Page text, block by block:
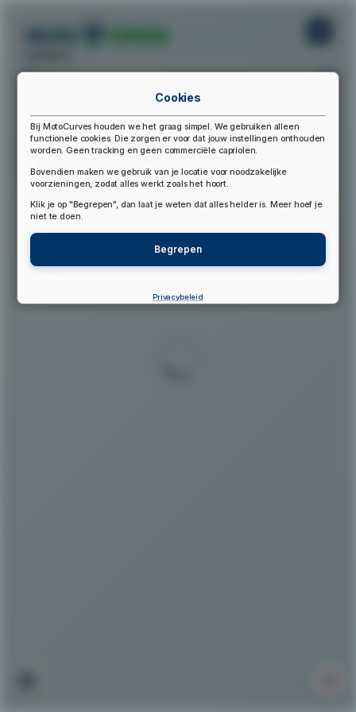
▲
Cookies
Bij MotoCurves houden we het graag simpel. We gebruiken alleen
functionele cookies. Die zorgen er voor dat jouw instellingen onthouden
worden. Geen tracking en geen commerciële capriolen.
Bovendien maken we gebruik van je locatie voor noodzakelijke
voorzieningen, zodat alles werkt zoals het hoort.
Klik je op "Begrepen", dan laat je weten dat alles helder is. Meer hoef je
niet te doen.
Begrepen
Privacybeleid